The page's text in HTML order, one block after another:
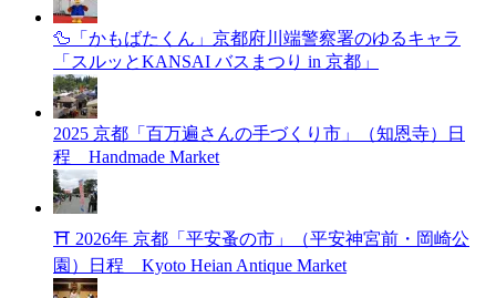
🦆「かもばたくん」京都府川端警察署のゆるキャラ
「スルッとKANSAI バスまつり in 京都」
2025 京都「百万遍さんの手づくり市」（知恩寺）日
程 Handmade Market
⛩ 2026年 京都「平安蚤の市」（平安神宮前・岡崎公
園）日程 Kyoto Heian Antique Market